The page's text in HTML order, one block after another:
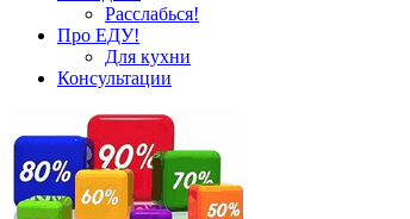
Расслабься!
Про ЕДУ!
Для кухни
Консультации